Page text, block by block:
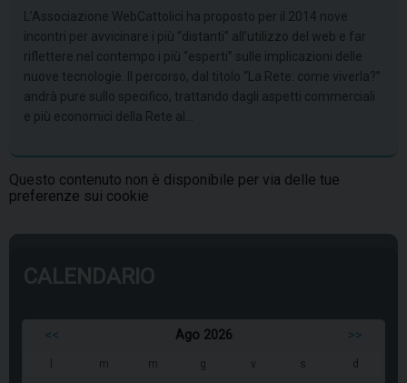
L’Associazione WebCattolici ha proposto per il 2014 nove
incontri per avvicinare i più “distanti” all’utilizzo del web e far
riflettere nel contempo i più “esperti” sulle implicazioni delle
nuove tecnologie. Il percorso, dal titolo “La Rete: come viverla?”
andrà pure sullo specifico, trattando dagli aspetti commerciali
e più economici della Rete al…
Questo contenuto non è disponibile per via delle tue
preferenze sui cookie
CALENDARIO
<< Ago 2026 >>
m m g v s d